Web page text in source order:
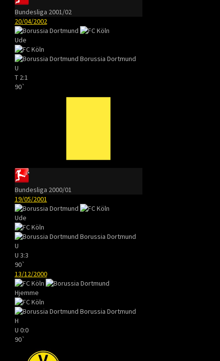
Bundesliga 2001/02
20/04/2002
Ude
Borussia Dortmund
U
T 2:1
90`
Bundesliga 2000/01
19/05/2001
Ude
Borussia Dortmund
U
U 3:3
90`
13/12/2000
Hjemme
Borussia Dortmund
H
U 0:0
90`